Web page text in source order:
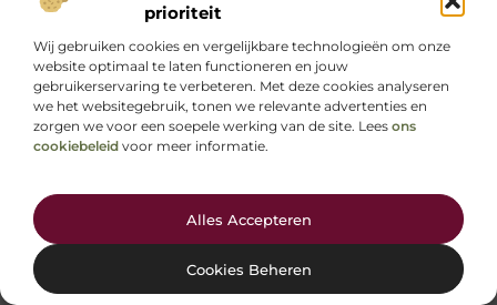
prioriteit
Wij gebruiken cookies en vergelijkbare technologieën om onze
website optimaal te laten functioneren en jouw
gebruikerservaring te verbeteren. Met deze cookies analyseren
we het websitegebruik, tonen we relevante advertenties en
zorgen we voor een soepele werking van de site. Lees ons
cookiebeleid voor meer informatie.
Alles Accepteren
Cookies Beheren
In het moderne huishouden speelt technologie een
grote rol. Van slimme koelkasten tot geavanceerde